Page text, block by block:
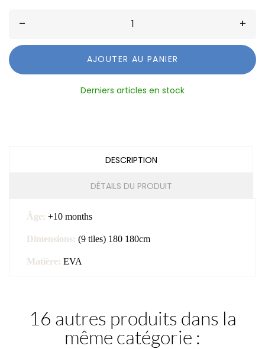
– +
AJOUTER AU PANIER
Derniers articles en stock
DESCRIPTION
DÉTAILS DU PRODUIT
Âge: +10 months
Dimensions: (9 tiles) 180 180cm
Matière: EVA
16 autres produits dans la
même catégorie :